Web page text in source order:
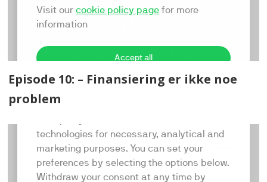
Episode 10: – Finansiering er ikke noe
problem